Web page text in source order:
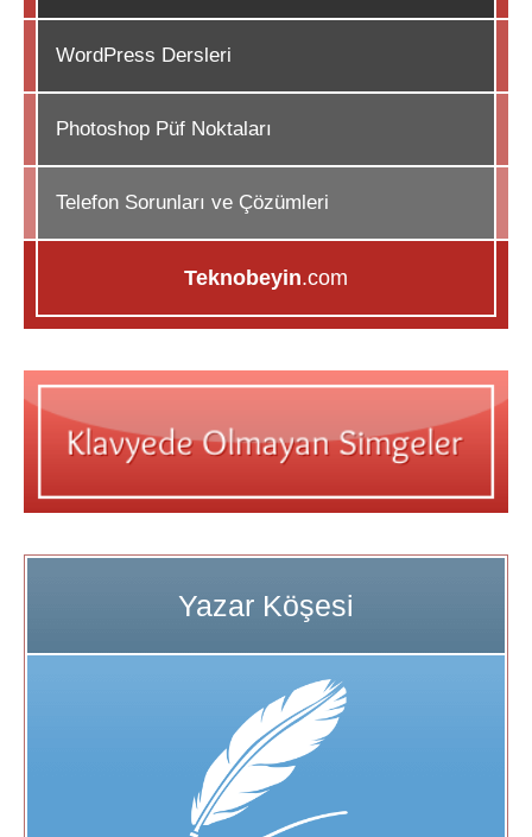
WordPress Dersleri
Photoshop Püf Noktaları
Telefon Sorunları ve Çözümleri
Teknobeyin.com